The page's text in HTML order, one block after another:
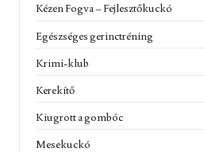
Kézen Fogva – Fejlesztőkuckó
Egészséges gerinctréning
Krimi-klub
Kerekítő
Kiugrott a gombóc
Mesekuckó